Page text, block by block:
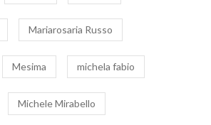
Mariarosaria Russo
Mesima michela fabio
Michele Mirabello